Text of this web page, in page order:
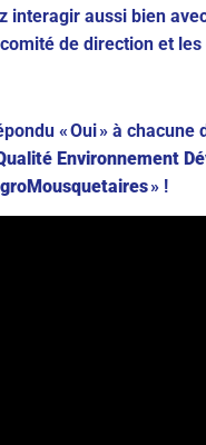
interagir aussi bien
comité de direction et
« Oui » à
Environnement
» !